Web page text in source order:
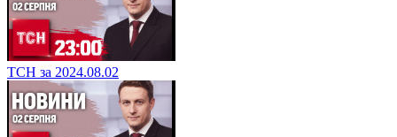
ТСН за 2024.08.02